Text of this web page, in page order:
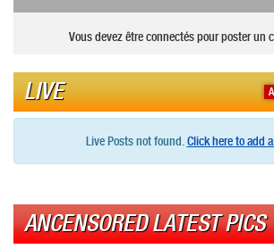
Vous devez être connectés pour poster un
LIVE
Live Posts not found. Click here to add
ANCENSORED LATEST PICS